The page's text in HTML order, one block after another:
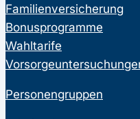
Familienversicherung
Bonusprogramme
Wahltarife
Personengruppen